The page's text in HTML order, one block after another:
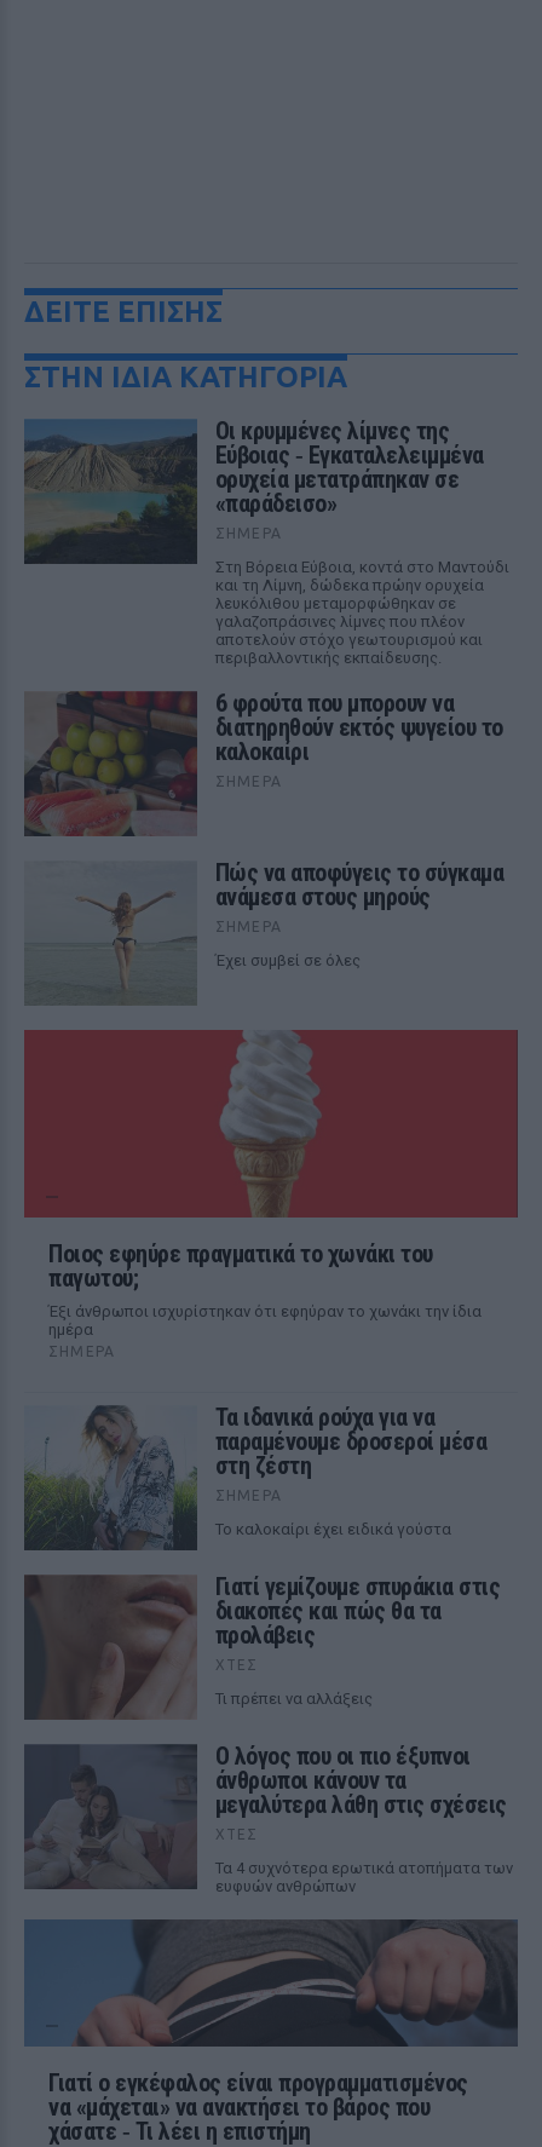
ΔΕΙΤΕ ΕΠΙΣΗΣ
ΣΤΗΝ ΙΔΙΑ ΚΑΤΗΓΟΡΙΑ
Οι κρυμμένες λίμνες της
Εύβοιας ‑ Εγκαταλελειμμένα
ορυχεία μετατράπηκαν σε
«παράδεισο»
ΣΉΜΕΡΑ
Στη Βόρεια Εύβοια, κοντά στο Μαντούδι
και τη Λίμνη, δώδεκα πρώην ορυχεία
λευκόλιθου μεταμορφώθηκαν σε
γαλαζοπράσινες λίμνες που πλέον
αποτελούν στόχο γεωτουρισμού και
περιβαλλοντικής εκπαίδευσης.
6 φρούτα που μπορουν να
διατηρηθούν εκτός ψυγείου το
καλοκαίρι
ΣΉΜΕΡΑ
Πώς να αποφύγεις το σύγκαμα
ανάμεσα στους μηρούς
ΣΉΜΕΡΑ
Έχει συμβεί σε όλες
Ποιος εφηύρε πραγματικά το χωνάκι του
παγωτού;
Έξι άνθρωποι ισχυρίστηκαν ότι εφηύραν το χωνάκι την ίδια
ημέρα
ΣΉΜΕΡΑ
Τα ιδανικά ρούχα για να
παραμένουμε δροσεροί μέσα
στη ζέστη
ΣΉΜΕΡΑ
To καλοκαίρι έχει ειδικά γούστα
Γιατί γεμίζουμε σπυράκια στις
διακοπές και πώς θα τα
προλάβεις
ΧΤΕΣ
Τι πρέπει να αλλάξεις
Ο λόγος που οι πιο έξυπνοι
άνθρωποι κάνουν τα
μεγαλύτερα λάθη στις σχέσεις
ΧΤΕΣ
Τα 4 συχνότερα ερωτικά ατοπήματα των
ευφυών ανθρώπων
Γιατί ο εγκέφαλος είναι προγραμματισμένος
να «μάχεται» να ανακτήσει το βάρος που
χάσατε ‑ Τι λέει η επιστήμη